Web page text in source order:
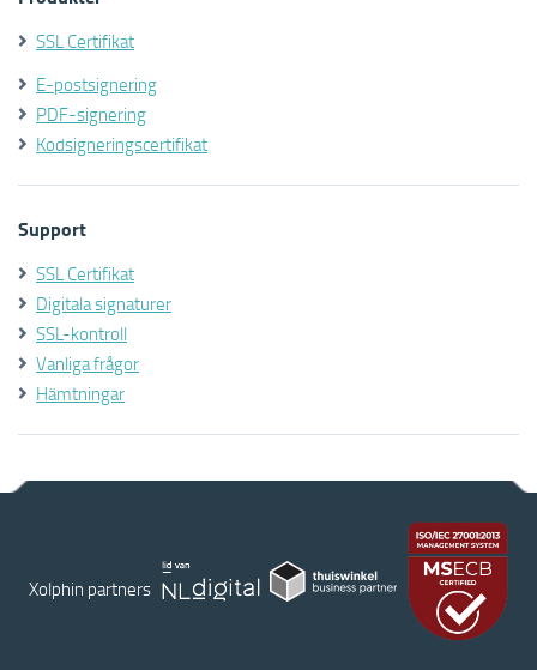
SSL Certifikat
E-postsignering
PDF-signering
Kodsigneringscertifikat
Support
SSL Certifikat
Digitala signaturer
SSL-kontroll
Vanliga frågor
Hämtningar
Xolphin partners